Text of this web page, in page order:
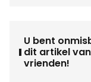
U bent
dit artikel
vrienden!